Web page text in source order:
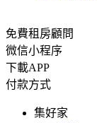
免費租房顧問
微信小程序
下載APP
付款方式
集好家